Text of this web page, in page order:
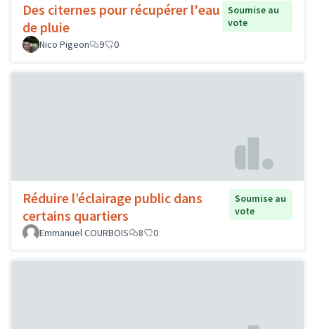
Des citernes pour récupérer l'eau
de pluie
Soumise au
vote
Nico Pigeon
9 0
Réduire l’éclairage public dans
certains quartiers
Soumise au
vote
Emmanuel COURBOIS
8 0